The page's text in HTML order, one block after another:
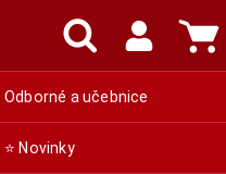
Odborné a učebnice
⭐ Novinky